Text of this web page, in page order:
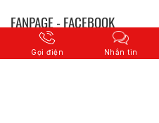
FANPAGE - FACEBOOK
Gọi điện Nhắn tin